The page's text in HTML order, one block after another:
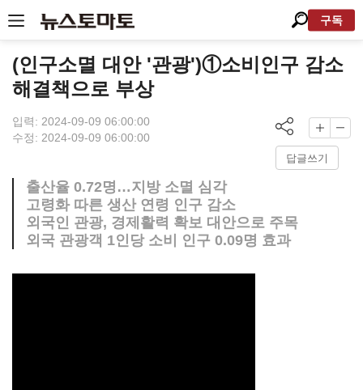
구독
(인구소멸 대안 '관광')①소비인구 감소
해결책으로 부상
입력: 2024-09-09 06:00:00
수정: 2024-09-09 06:00:00
답글쓰기
출산율 0.72명…지방 소멸 심각
고령화 따른 생산 연령 인구 감소
외국인 관광, 경제활력 확보 대안으로 주목
외국 관광객 1인당 소비 인구 0.09명 효과